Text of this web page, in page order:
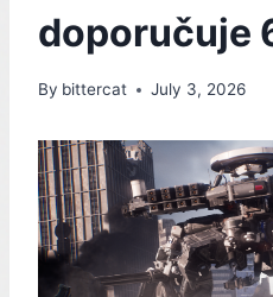
doporučuje
By bittercat July 3, 2026